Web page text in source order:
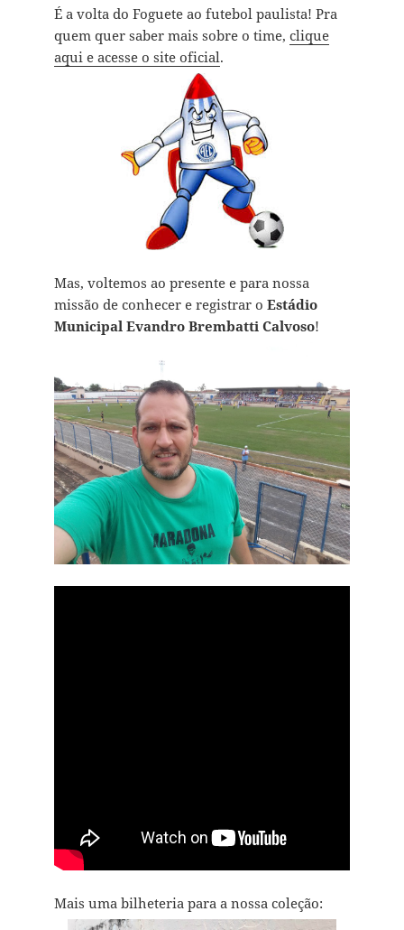
É a volta do Foguete ao futebol paulista! Pra
quem quer saber mais sobre o time, clique
aqui e acesse o site oficial.
Mas, voltemos ao presente e para nossa
missão de conhecer e registrar o Estádio
Municipal Evandro Brembatti Calvoso!
Mais uma bilheteria para a nossa coleção: